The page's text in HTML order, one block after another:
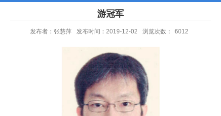
游冠军
发布者：张慧萍 发布时间：2019-12-02 浏览次数： 6012